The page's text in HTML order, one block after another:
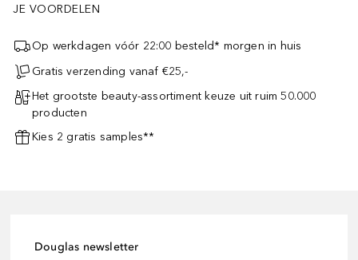
JE VOORDELEN
Op werkdagen vóór 22:00 besteld* morgen in huis
Gratis verzending vanaf €25,-
Het grootste beauty-assortiment keuze uit ruim 50.000
producten
Kies 2 gratis samples**
Douglas newsletter